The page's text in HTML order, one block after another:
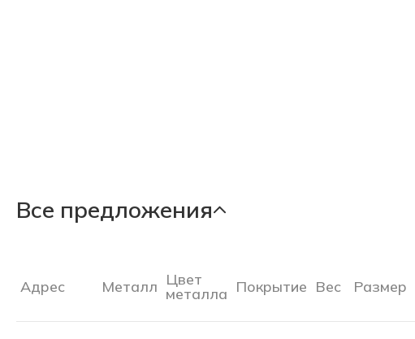
Все предложения
Адрес Металл Цвет
металла Покрытие Вес Размер